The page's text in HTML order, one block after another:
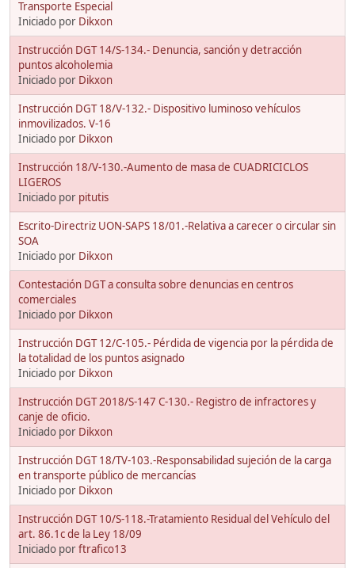
Transporte Especial
Iniciado por Dikxon
Instrucción DGT 14/S-134.- Denuncia, sanción y detracción
puntos alcoholemia
Iniciado por Dikxon
Instrucción DGT 18/V-132.- Dispositivo luminoso vehículos
inmovilizados. V-16
Iniciado por Dikxon
Instrucción 18/V-130.-Aumento de masa de CUADRICICLOS
LIGEROS
Iniciado por pitutis
Escrito-Directriz UON-SAPS 18/01.-Relativa a carecer o circular sin
SOA
Iniciado por Dikxon
Contestación DGT a consulta sobre denuncias en centros
comerciales
Iniciado por Dikxon
Instrucción DGT 12/C-105.- Pérdida de vigencia por la pérdida de
la totalidad de los puntos asignado
Iniciado por Dikxon
Instrucción DGT 2018/S-147 C-130.- Registro de infractores y
canje de oficio.
Iniciado por Dikxon
Instrucción DGT 18/TV-103.-Responsabilidad sujeción de la carga
en transporte público de mercancías
Iniciado por Dikxon
Instrucción DGT 10/S-118.-Tratamiento Residual del Vehículo del
art. 86.1c de la Ley 18/09
Iniciado porftrafico13